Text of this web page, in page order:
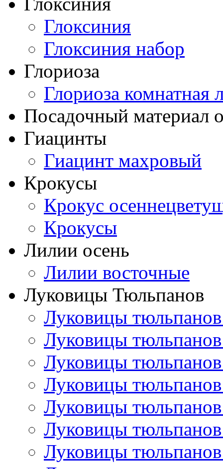
Глоксиния
Глоксиния набор
Глориоза
Глориоза комнатная
Посадочный материал
Гиацинты
Гиацинт махровый
Крокусы
Крокус
Крокусы
Лилии осень
Лилии восточные
Луковицы Тюльпанов
Луковицы
Луковицы
Луковицы
Луковицы
Луковицы
Луковицы
Луковицы